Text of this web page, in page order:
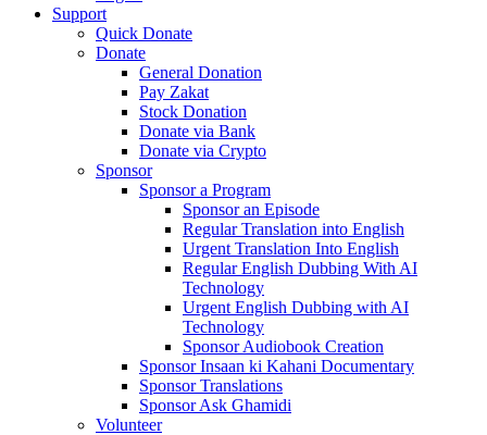
Support
Quick Donate
Donate
General Donation
Pay Zakat
Stock Donation
Donate via Bank
Donate via Crypto
Sponsor
Sponsor a Program
Sponsor an Episode
Regular Translation into English
Urgent Translation Into English
Regular English Dubbing With AI
Technology
Urgent English Dubbing with AI
Technology
Sponsor Audiobook Creation
Sponsor Insaan ki Kahani Documentary
Sponsor Translations
Sponsor Ask Ghamidi
Volunteer